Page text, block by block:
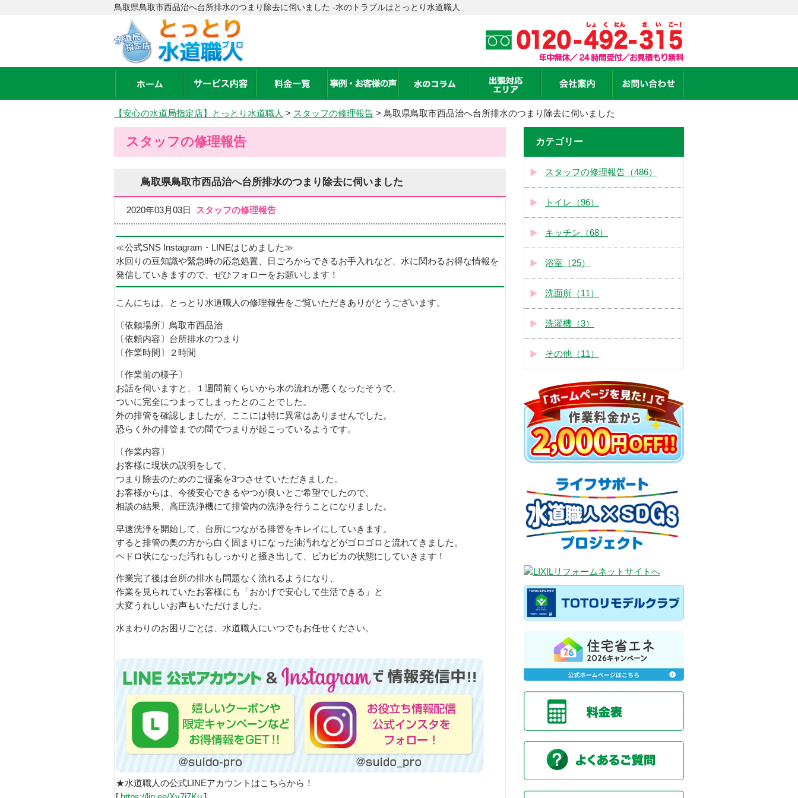
鳥取県鳥取市西品治へ台所排水のつまり除去に伺いました -水のトラブルはとっとり水道職人
【安心の水道局指定店】とっとり水道職人 > スタッフの修理報告 > 鳥取県鳥取市西品治へ台所排水のつまり除去に伺いました
スタッフの修理報告
鳥取県鳥取市西品治へ台所排水のつまり除去に伺いました
2020年03月03日 スタッフの修理報告
≪公式SNS Instagram・LINEはじめました≫
水回りの豆知識や緊急時の応急処置、日ごろからできるお手入れなど、水に関わるお得な情報を
発信していきますので、ぜひフォローをお願いします！
こんにちは。とっとり水道職人の修理報告をご覧いただきありがとうございます。
〔依頼場所〕鳥取市西品治
〔依頼内容〕台所排水のつまり
〔作業時間〕２時間
〔作業前の様子〕
お話を伺いますと、１週間前くらいから水の流れが悪くなったそうで、
ついに完全につまってしまったとのことでした。
外の排管を確認しましたが、ここには特に異常はありませんでした。
恐らく外の排管までの間でつまりが起こっているようです。
〔作業内容〕
お客様に現状の説明をして、
つまり除去のためのご提案を3つさせていただきました。
お客様からは、今後安心できるやつが良いとご希望でしたので、
相談の結果、高圧洗浄機にて排管内の洗浄を行うことになりました。
早速洗浄を開始して、台所につながる排管をキレイにしていきます。
すると排管の奥の方から白く固まりになった油汚れなどがゴロゴロと流れてきました。
ヘドロ状になった汚れもしっかりと掻き出して、ピカピカの状態にしていきます！
作業完了後は台所の排水も問題なく流れるようになり、
作業を見られていたお客様にも「おかげで安心して生活できる」と
大変うれしいお声もいただけました。
水まわりのお困りごとは、水道職人にいつでもお任せください。
★水道職人の公式LINEアカウントはこちらから！
カテゴリー
スタッフの修理報告（486）
トイレ（96）
キッチン（68）
浴室（25）
洗面所（11）
洗濯機（3）
その他（11）